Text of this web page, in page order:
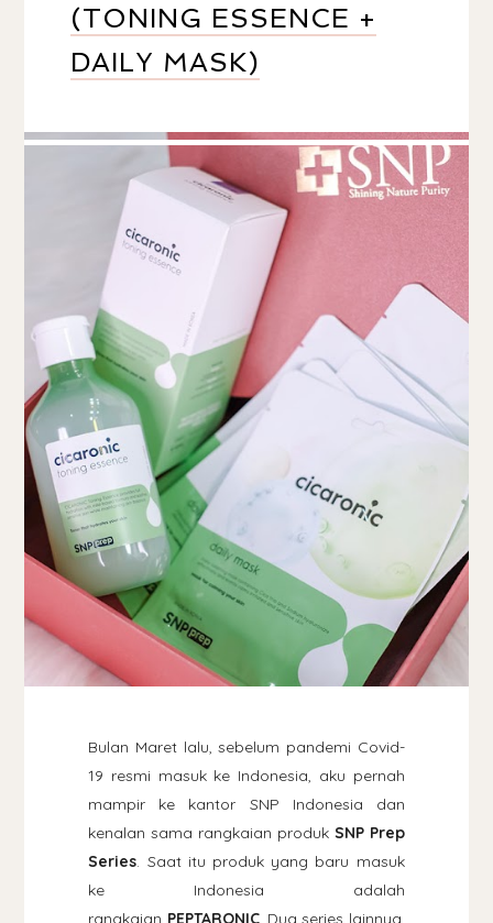
(TONING ESSENCE +
DAILY MASK)
Bulan Maret lalu, sebelum pandemi Covid-
19 resmi masuk ke Indonesia, aku pernah
mampir ke kantor SNP Indonesia dan
kenalan sama rangkaian produk SNP Prep
Series . Saat itu produk yang baru masuk
ke Indonesia adalah
rangkaian PEPTARONIC. Dua series lainnya,